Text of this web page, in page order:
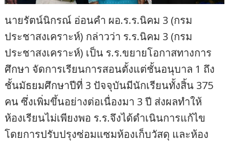
นายรัตน์นิกรณ์ อ่อนคำ ผอ.ร.ร.นิคม 3 (กรม
ประชาสงเคราะห์) กล่าวว่า ร.ร.นิคม 3 (กรม
ประชาสงเคราะห์) เป็น ร.ร.ขยายโอกาสทางการ
ศึกษา จัดการเรียนการสอนตั้งแต่ชั้นอนุบาล 1 ถึง
ชั้นมัธยมศึกษาปีที่ 3 ปัจจุบันมีนักเรียนทั้งสิ้น 375
คน ซึ่งเพิ่มขึ้นอย่างต่อเนื่องมา 3 ปี ส่งผลทำให้
ห้องเรียนไม่เพียงพอ ร.ร.จึงได้ดำเนินการแก้ไข
โดยการปรับปรุงซ่อมแซมห้องเก็บวัสดุ และห้อง